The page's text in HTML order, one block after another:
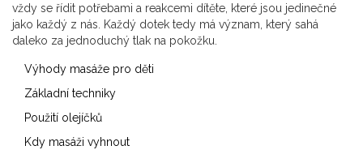
vždy se řídit potřebami a reakcemi dítěte, které jsou jedinečné
jako každý z nás. Každý dotek tedy má význam, který sahá
daleko za jednoduchý tlak na pokožku.
Výhody masáže pro děti
Základní techniky
Použití olejíčků
Kdy masáži vyhnout